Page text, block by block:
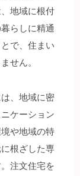
地域に根付
らしに精通
で、住まい
せん。
、地域に密
ケーション
や地域の特
根ざした専
注文住宅を